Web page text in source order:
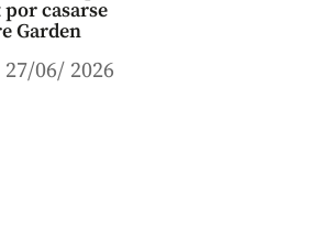
casarse
Garden
27/06/ 2026